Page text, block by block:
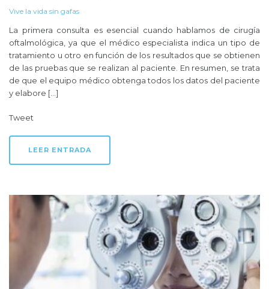
Vive la vida sin gafas
La primera consulta es esencial cuando hablamos de cirugía
oftalmológica, ya que el médico especialista indica un tipo de
tratamiento u otro en función de los resultados que se obtienen
de las pruebas que se realizan al paciente. En resumen, se trata
de que el equipo médico obtenga todos los datos del paciente
y elabore […]
Tweet
LEER ENTRADA